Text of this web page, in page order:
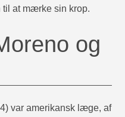
til at mærke sin krop.
og
var amerikansk læge, af